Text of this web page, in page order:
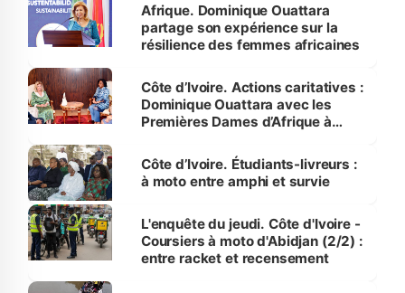
Afrique. Dominique Ouattara
partage son expérience sur la
résilience des femmes africaines
Côte d’Ivoire. Actions caritatives :
Dominique Ouattara avec les
Premières Dames d’Afrique à
Côte d’Ivoire. Étudiants-livreurs :
à moto entre amphi et survie
L'enquête du jeudi. Côte d'Ivoire -
Coursiers à moto d'Abidjan (2/2) :
entre racket et recensement